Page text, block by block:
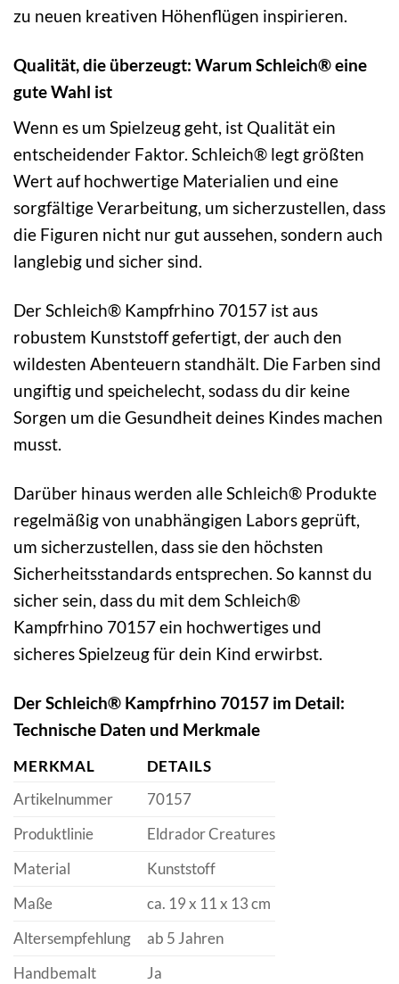
zu neuen kreativen Höhenflügen inspirieren.
Qualität, die überzeugt: Warum Schleich® eine
gute Wahl ist
Wenn es um Spielzeug geht, ist Qualität ein
entscheidender Faktor. Schleich® legt größten
Wert auf hochwertige Materialien und eine
sorgfältige Verarbeitung, um sicherzustellen, dass
die Figuren nicht nur gut aussehen, sondern auch
langlebig und sicher sind.
Der Schleich® Kampfrhino 70157 ist aus
robustem Kunststoff gefertigt, der auch den
wildesten Abenteuern standhält. Die Farben sind
ungiftig und speichelecht, sodass du dir keine
Sorgen um die Gesundheit deines Kindes machen
musst.
Darüber hinaus werden alle Schleich® Produkte
regelmäßig von unabhängigen Labors geprüft,
um sicherzustellen, dass sie den höchsten
Sicherheitsstandards entsprechen. So kannst du
sicher sein, dass du mit dem Schleich®
Kampfrhino 70157 ein hochwertiges und
sicheres Spielzeug für dein Kind erwirbst.
Der Schleich® Kampfrhino 70157 im Detail:
Technische Daten und Merkmale
MERKMAL
DETAILS
Artikelnummer
70157
Produktlinie
Eldrador Creatures
Material
Kunststoff
Maße
ca. 19 x 11 x 13 cm
Altersempfehlung
ab 5 Jahren
Handbemalt
Ja